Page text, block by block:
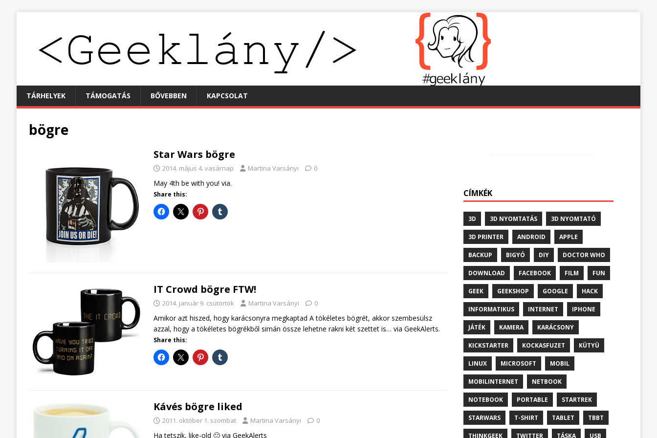
TÁRHELYEK TÁMOGATÁS BŐVEBBEN KAPCSOLAT
bögre
Star Wars bögre
2014. május 4. vasárnap Martina Varsányi 0
May 4th be with you! via.
Share this:
IT Crowd bögre FTW!
2014. január 9. csütörtök Martina Varsányi 0
Amikor azt hiszed, hogy karácsonyra megkaptad A tökéletes bögrét, akkor szembesülsz
azzal, hogy a tökéletes bögrékből simán össze lehetne rakni két szettet is… via GeekAlerts.
Share this:
Kávés bögre liked
2011. október 1. szombat Martina Varsányi 0
Ha tetszik, like-old 🙂 via GeekAlerts
CÍMKÉK
3D 3D NYOMTATÁS 3D NYOMTATÓ
3D PRINTER ANDROID APPLE
BACKUP BIGYÓ DIY DOCTOR WHO
DOWNLOAD FACEBOOK FILM FUN
GEEK GEEKSHOP GOOGLE HACK
INFORMATIKUS INTERNET IPHONE
JÁTÉK KAMERA KARÁCSONY
KICKSTARTER KOCKASFUZET KÜTYÜ
LINUX MICROSOFT MOBIL
MOBILINTERNET NETBOOK
NOTEBOOK PORTABLE STARTREK
STARWARS T-SHIRT TABLET TBBT
THINKGEEK TWITTER TÁSKA USB